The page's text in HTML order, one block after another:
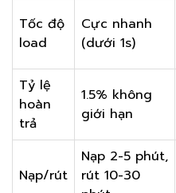
Tốc độ
load
Cực nhanh
(dưới 1s)
Tỷ lệ
hoàn
trả
1.5% không
giới hạn
Nạp/rút
Nạp 2-5 phút,
rút 10-30